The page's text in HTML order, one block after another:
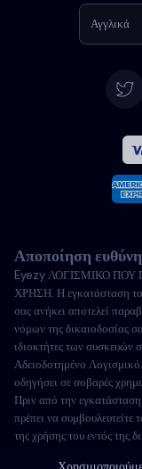
Αγγλικά
Γαλλικά
Ιταλικά
Türkçe
Πολωνικά
Αποποίηση
Eyezy ΛΟΓΙΣΜΙΚΟ
ΧΡΗΣΗ. Η εγκατάσταση
σας ανήκει αποτελεί
νόμων της δικαιοδοσίας
ιδιοκτήτες των συσκευών
Αδειοδοτημένο
οδηγήσει σε σοβαρές
Πριν από την
πρέπει να
της χρήσης του εντός της